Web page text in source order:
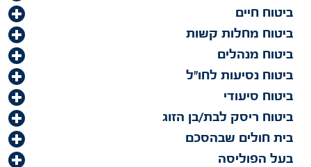
ביטוח חיים
ביטוח מחלות קשות
ביטוח מנהלים
ביטוח נסיעות לחו"ל
ביטוח סיעודי
ביטוח ריסק לבת/בן הזוג
בית חולים שבהסכם
בעל הפוליסה